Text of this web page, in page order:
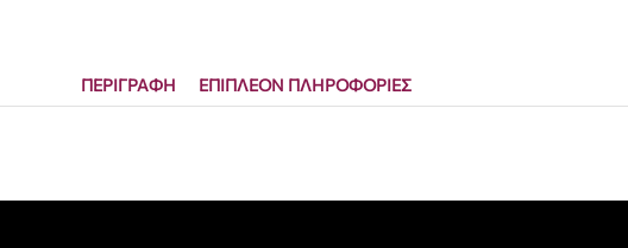
ΠΕΡΙΓΡΑΦΉ ΕΠΙΠΛΈΟΝ ΠΛΗΡΟΦΟΡΊΕΣ